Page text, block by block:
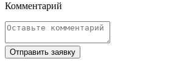
Комментарий
Отправить заявку